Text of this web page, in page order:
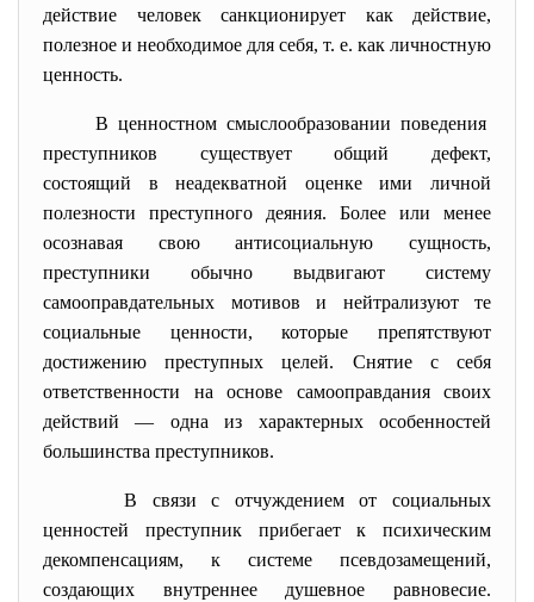
действие человек санкционирует как действие,
полезное и необходимое для себя, т. е. как личностную
ценность.
В ценностном смыслообразовании поведения
преступников существует общий дефект,
состоящий в неадекватной оценке ими личной
полезности преступного деяния. Более или менее
осознавая свою антисоциальную сущность,
преступники обычно выдвигают систему
самооправдательных мотивов и нейтрализуют те
социальные ценности, которые препятствуют
достижению преступных целей. Снятие с себя
ответственности на основе самооправдания своих
действий — одна из характерных особенностей
большинства преступников.
В связи с отчуждением от социальных
ценностей преступник прибегает к психическим
декомпенсациям, к системе псевдозамещений,
создающих внутреннее душевное равновесие.